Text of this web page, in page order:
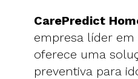
CarePredict
empresa líder em
oferece uma
preventiva para